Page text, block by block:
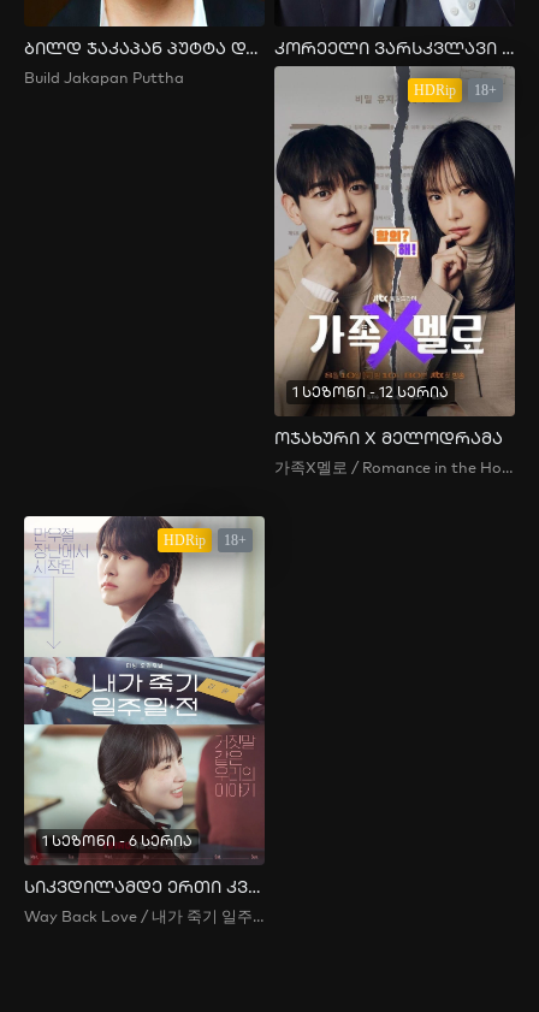
ბილდ ჯაკაპან პუტტა და მისი სკანდალი
Build Jakapan Puttha
კორეელი ვარსკვლავი სონ ჯუნ კის ქორწინება
HDRip 18+
1 სეზონი - 12 სერია
ოჯახური X მელოდრამა
가족X멜로 / Romance in the House
HDRip 18+
1 სეზონი - 6 სერია
სიკვდილამდე ერთი კვირით ადრე
Way Back Love / 내가 죽기 일주일 전